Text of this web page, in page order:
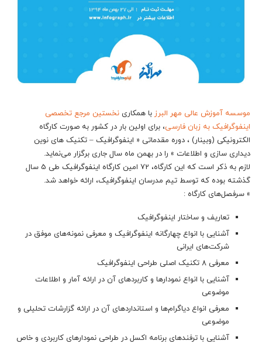
موسسه آموزش عالی مهر البرز با همکاری نخستین مرجع تخصصی
اینفوگرافیک به زبان فارسی، برای اولین بار در کشور به صورت کارگاه
الکترونیکی (وبینار) ، دوره مقدماتی « اینفوگرافیک – تکنیک های نوین
دیداری سازی و اطلاعات » را در بهمن ماه سال جاری برگزار می‌نماید.
لازم به ذکر است که این کارگاه، 72 امین کارگاه اینفوگرافیک طی 5 سال
گذشته بوده که توسط تیم مدرسان اینفوگرافیک، ارائه خواهد شد.
» سرفصل‌های کارگاه :
تعاریف و ساختار اینفوگرافیک
آشنایی با انواع چهارگانه اینفوگرافیک و معرفی نمونه‌های موفق در
شرکت‌های ایرانی
معرفی ۸ تکنیک اصلی طراحی اینفوگرافیک
آشنایی با انواع نمودارها و کاربردهای آن در ارائه آمار و اطلاعات
موضوعی
معرفی انواع دیاگرام‌ها و استانداردهای آن در ارائه گزارشات تحلیلی و
موضوعی
آشنایی با ترفندهای برنامه اکسل در طراحی نمودارهای کاربردی و خاص